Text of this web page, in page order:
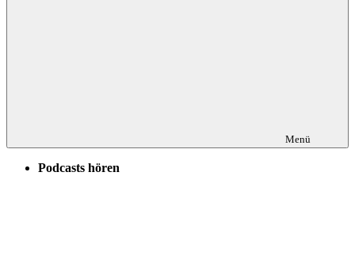
Menü
Podcasts hören